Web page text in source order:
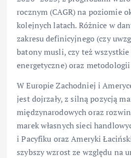
rocznym (CAGR) na poziomie
kolejnych latach. Różnice w
zakresu definicyjnego (czy
batony musli, czy też
energetyczne) oraz
W Europie Zachodniej i
jest dojrzały, z silną pozycją
międzynarodowych oraz
marek własnych sieci
i Pacyfiku oraz Ameryki
szybszy wzrost ze względu na